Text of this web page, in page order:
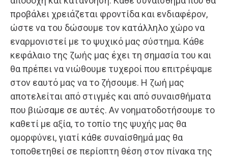
προβάλει χρειάζεται φροντίδα και ενδιαφέρον,
ώστε να του δώσουμε τον κατάλληλο χώρο να
εναρμονιστεί με το ψυχικό μας σύστημα. Κάθε
κεφάλαιο της ζωής μας έχει τη σημασία του και
θα πρέπει να νιώθουμε τυχεροί που επιτρέψαμε
στον εαυτό μας να το ζήσουμε. Η ζωή μας
αποτελείται από στιγμές και από συναισθήματα
που βιώσαμε σε αυτές. Αν νοηματοδοτήσουμε το
καθετί με αξία, το τοπίο της ψυχής μας θα
ομορφύνει, γιατί κάθε συναίσθημά μας θα
τοποθετηθεί σε περίοπτη θέση στον πίνακα της